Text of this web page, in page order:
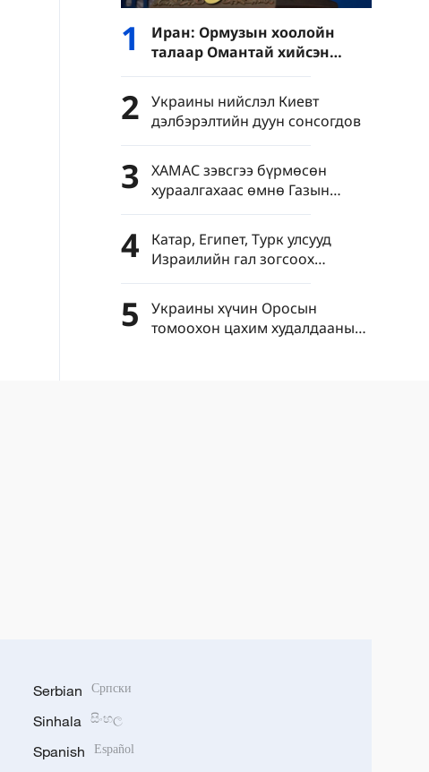
1
Иран: Ормузын хоолойн
талаар Омантай хийсэн
хэлэлцээрт "эерэг ахиц
дэвшил" гарлаа
2
Украины нийслэл Киевт
дэлбэрэлтийн дуун сонсогдов
3
ХАМАС зэвсгээ бүрмөсөн
хураалгахаас өмнө Газын
зурвасаас Израиль цэргээ
гаргахгүй гэв
4
Катар, Египет, Турк улсууд
Израилийн гал зогсоох
хэлэлцээрийг зөрчиж байгааг
буруушаав
5
Украины хүчин Оросын
томоохон цахим худалдааны
Serbian Српски
Sinhala සිංහල
Spanish Español